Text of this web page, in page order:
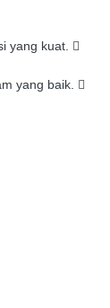
yang kuat. 
yang baik. 